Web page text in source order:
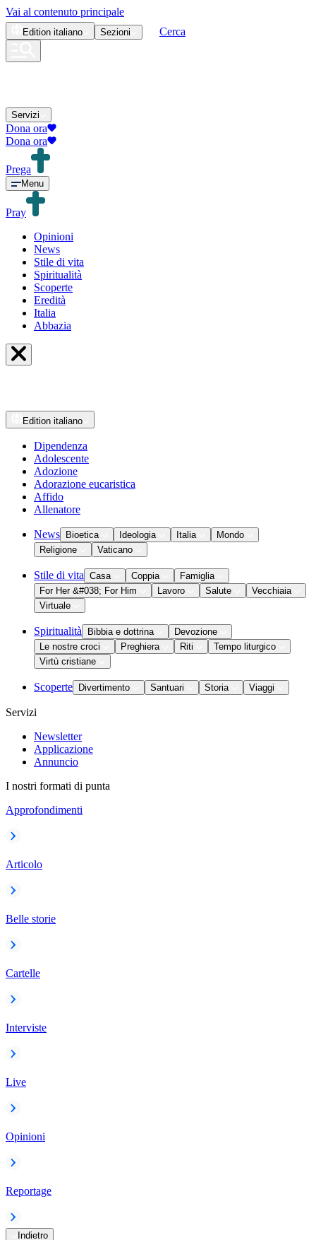
Vai al contenuto principale
Edition italiano Sezioni Cerca
Servizi
Dona ora
Dona ora
Prega
Menu
Pray
Opinioni
News
Stile di vita
Spiritualità
Scoperte
Eredità
Italia
Abbazia
Edition italiano
Dipendenza
Adolescente
Adozione
Adorazione eucaristica
Affido
Allenatore
News Bioetica Ideologia Italia
Mondo
Religione
Vaticano
Stile di vita Casa Coppia
Famiglia
For Her &#038; For Him
Lavoro Salute
Vecchiaia
Virtuale
Spiritualità Bibbia e dottrina
Devozione
Le nostre croci
Preghiera Riti
Tempo liturgico
Virtù cristiane
Scoperte Divertimento Santuari Storia Viaggi
Servizi
Newsletter
Applicazione
Annuncio
I nostri formati di punta
Approfondimenti
Articolo
Belle storie
Cartelle
Interviste
Live
Opinioni
Reportage
Indietro